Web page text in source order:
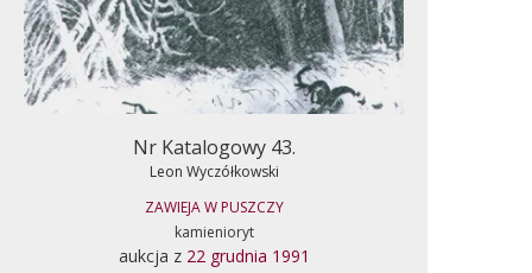
Nr Katalogowy 43.
Leon Wyczółkowski
ZAWIEJA W PUSZCZY
kamienioryt
aukcja z 22 grudnia 1991